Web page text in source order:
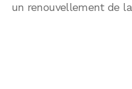
un renouvellement de la